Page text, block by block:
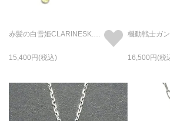
赤髪の白雪姫CLARINESK.DIDネックレス-ミツヒデ・木々-
15,400 16,500